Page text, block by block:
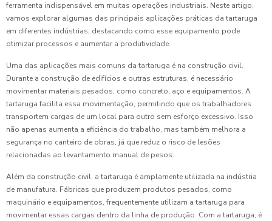
ferramenta indispensável em muitas operações industriais. Neste artigo,
vamos explorar algumas das principais aplicações práticas da tartaruga
em diferentes indústrias, destacando como esse equipamento pode
otimizar processos e aumentar a produtividade.
Uma das aplicações mais comuns da tartaruga é na construção civil.
Durante a construção de edifícios e outras estruturas, é necessário
movimentar materiais pesados, como concreto, aço e equipamentos. A
tartaruga facilita essa movimentação, permitindo que os trabalhadores
transportem cargas de um local para outro sem esforço excessivo. Isso
não apenas aumenta a eficiência do trabalho, mas também melhora a
segurança no canteiro de obras, já que reduz o risco de lesões
relacionadas ao levantamento manual de pesos.
Além da construção civil, a tartaruga é amplamente utilizada na indústria
de manufatura. Fábricas que produzem produtos pesados, como
maquinário e equipamentos, frequentemente utilizam a tartaruga para
movimentar essas cargas dentro da linha de produção. Com a tartaruga, é